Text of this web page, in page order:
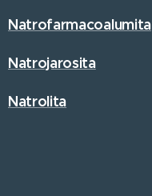
Natrofarmacoalumita
Natrojarosita
Natrolita